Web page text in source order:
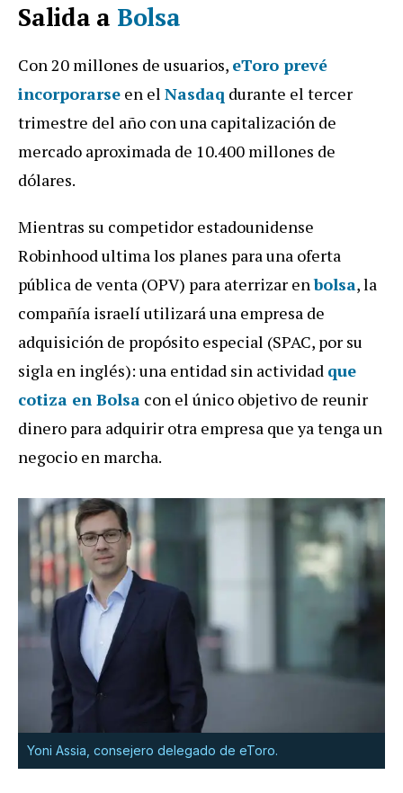
Salida a Bolsa
Con 20 millones de usuarios, eToro prevé
incorporarse en el Nasdaq durante el tercer
trimestre del año con una capitalización de
mercado aproximada de 10.400 millones de
dólares.
Mientras su competidor estadounidense
Robinhood ultima los planes para una oferta
pública de venta (OPV) para aterrizar enbolsa, la
compañía israelí utilizará una empresa de
adquisición de propósito especial (SPAC, por su
sigla en inglés): una entidad sin actividad que
cotiza en Bolsa con el único objetivo de reunir
dinero para adquirir otra empresa que ya tenga un
negocio en marcha.
Yoni Assia, consejero delegado de eToro.